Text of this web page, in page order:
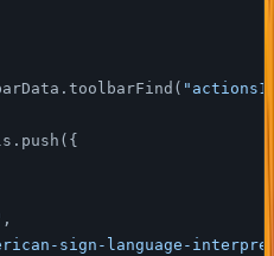
,
sign-language-